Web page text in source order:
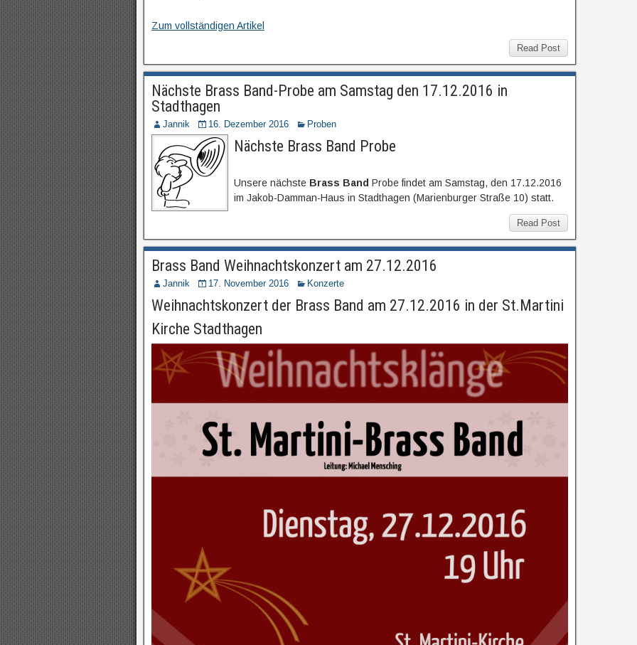
Zum vollständigen Artikel
Read Post
Nächste Brass Band-Probe am Samstag den 17.12.2016 in
Stadthagen
Jannik 16. Dezember 2016 Proben
Nächste Brass Band Probe
Unsere nächste Brass Band Probe findet am Samstag, den 17.12.2016
im Jakob-Damman-Haus in Stadthagen (Marienburger Straße 10) statt.
Read Post
Brass Band Weihnachtskonzert am 27.12.2016
Jannik 17. November 2016 Konzerte
Weihnachtskonzert der Brass Band am 27.12.2016 in der St.Martini
Kirche Stadthagen